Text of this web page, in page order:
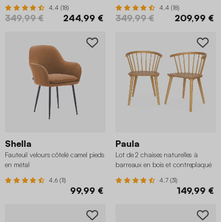
4.4 (18)
349,99 € 244,99 €
4.4 (18)
349,99 € 209,99 €
Shella
Fauteuil velours côtelé camel pieds
en métal
4.6 (11)
99,99 €
Paula
Lot de 2 chaises naturelles à
barreaux en bois et contreplaqué
4.7 (31)
149,99 €